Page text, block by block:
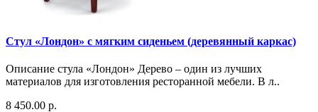
Стул «Лондон» с мягким сиденьем (деревянный каркас)
Описание стула «Лондон» Дерево – один из лучших
материалов для изготовления ресторанной мебели. В л..
8 450.00 р.